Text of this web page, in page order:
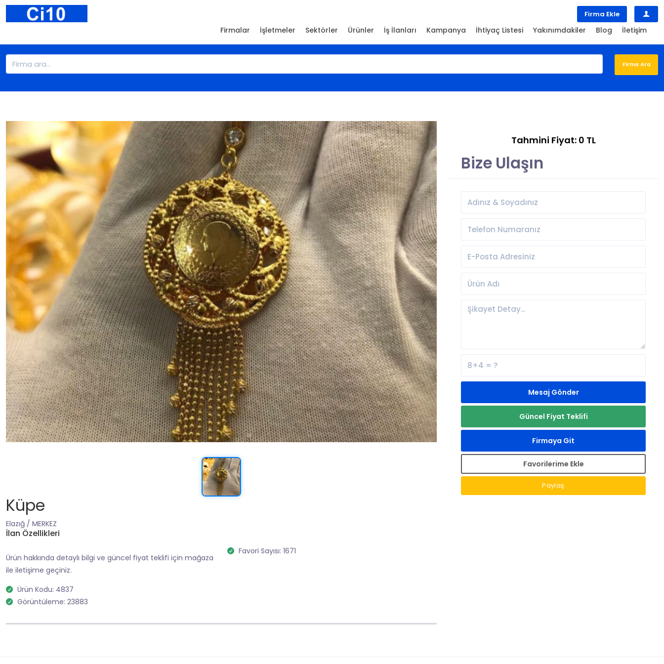
Firma Ekle
Firmalar İşletmeler Sektörler Ürünler İş İlanları Kampanya İhtiyaç Listesi Yakınımdakiler Blog İletişim
Küpe
Elazığ / MERKEZ
İlan Özellikleri
Ürün hakkında detaylı bilgi ve güncel fiyat teklifi için mağaza
ile iletişime geçiniz.
Ürün Kodu: 4837
Görüntüleme: 23883
Favori Sayısı: 1671
Tahmini Fiyat: 0 TL
Bize Ulaşın
Mesaj Gönder
Güncel Fiyat Teklifi
Firmaya Git
Favorilerime Ekle
Paylaş